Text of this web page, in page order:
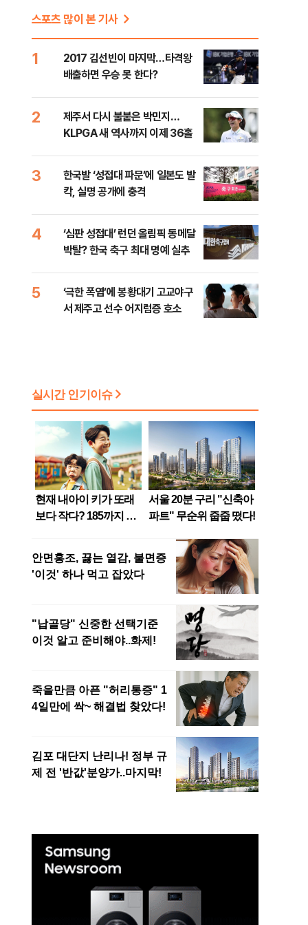
스포츠 많이 본 기사
1
2017 김선빈이 마지막…타격왕
배출하면 우승 못 한다?
2
제주서 다시 불붙은 박민지…
KLPGA 새 역사까지 이제 36홀
3
한국발 ‘성접대 파문’에 일본도 발
칵, 실명 공개에 충격
4
‘심판 성접대’ 런던 올림픽 동메달
박탈? 한국 축구 최대 명예 실추
5
‘극한 폭염’에 봉황대기 고교야구
서 제주고 선수 어지럼증 호소